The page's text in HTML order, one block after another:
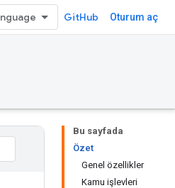
GitHub Oturum aç
Bu sayfada
Özet
Genel özellikler
Kamu işlevleri